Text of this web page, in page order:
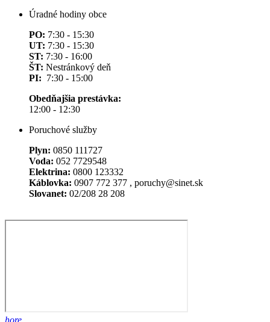
Úradné hodiny obce
PO: 7:30 - 15:30
UT: 7:30 - 15:30
ST: 7:30 - 16:00
ŠT: Nestránkový deň
PI: 7:30 - 15:00
Obedňajšia prestávka:
12:00 - 12:30
Poruchové služby
Plyn: 0850 111727
Voda: 052 7729548
Elektrina: 0800 123332
Káblovka: 0907 772 377 , poruchy@sinet.sk
Slovanet: 02/208 28 208
hore